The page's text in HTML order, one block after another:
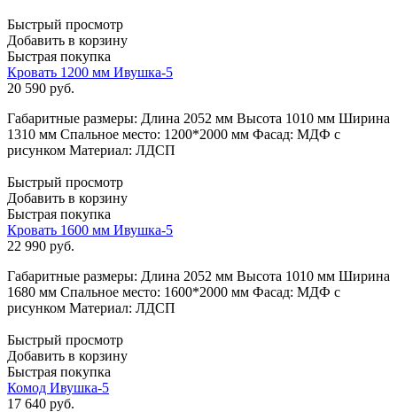
Быстрый просмотр
Добавить в корзину
Быстрая покупка
Кровать 1200 мм Ивушка-5
20 590 руб.
Габаритные размеры: Длина 2052 мм Высота 1010 мм Ширина
1310 мм Спальное место: 1200*2000 мм Фасад: МДФ с
рисунком Материал: ЛДСП
Быстрый просмотр
Добавить в корзину
Быстрая покупка
Кровать 1600 мм Ивушка-5
22 990 руб.
Габаритные размеры: Длина 2052 мм Высота 1010 мм Ширина
1680 мм Спальное место: 1600*2000 мм Фасад: МДФ с
рисунком Материал: ЛДСП
Быстрый просмотр
Добавить в корзину
Быстрая покупка
Комод Ивушка-5
17 640 руб.